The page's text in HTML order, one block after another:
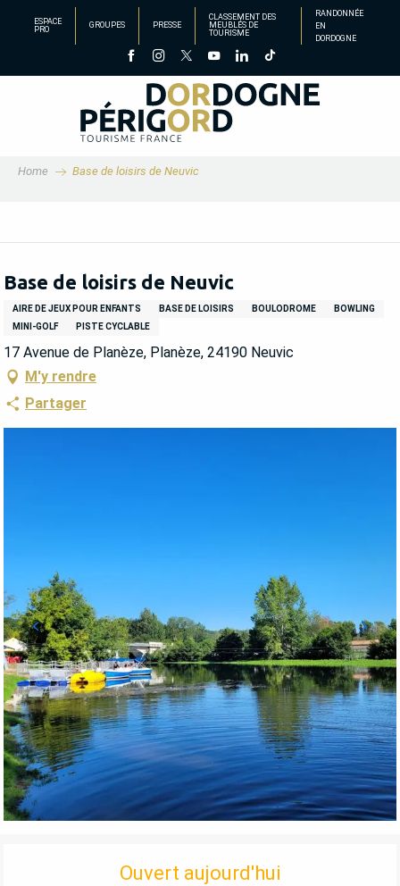
principal
ESPACE
PRO
GROUPES PRESSE
CLASSEMENT DES
MEUBLÉS DE
TOURISME
RANDONNÉE
EN
DORDOGNE
Home Base de loisirs de Neuvic
Base de loisirs de Neuvic
AIRE DE JEUX POUR ENFANTS BASE DE LOISIRS BOULODROME
BOWLING
MINI-GOLF
PISTE CYCLABLE
17 Avenue de Planèze, Planèze, 24190 Neuvic
M'y rendre
Partager
OUVERTURE ET COORDONNÉES
Ouvert aujourd'hui